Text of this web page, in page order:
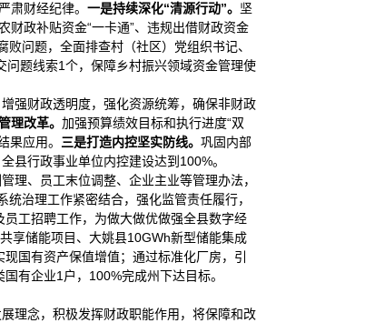
肃财经纪律。 一是持续深化“清源行动”。 坚
财政补贴资金“一卡通”、违规出借财政资金
问题，全面排查村（社区）党组织书记、
题线索1个，保障乡村振兴领域资金管理使
强财政透明度，强化资源统筹，确保非财政
理改革。 加强预算绩效目标和执行进度“双
果应用。 三是打造内控坚实防线。 巩固内部
县行政事业单位内控建设达到100%。
理、员工末位调整、企业主业等管理办法，
治理工作紧密结合，强化监管责任履行，
工招聘工作，为做大做优做强全县数字经
享储能项目、大姚县10GWh新型储能集成
国有资产保值增值；通过标准化厂房，引
有企业1户，100%完成州下达目标。
理念，积极发挥财政职能作用，将保障和改